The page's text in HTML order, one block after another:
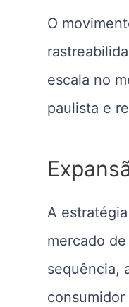
O
escala no
paulista e
A
mercado
sequência,